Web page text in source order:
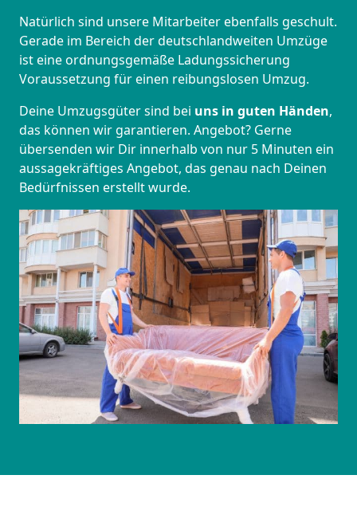
Natürlich sind unsere Mitarbeiter ebenfalls geschult.
Gerade im Bereich der deutschlandweiten Umzüge
ist eine ordnungsgemäße Ladungssicherung
Voraussetzung für einen reibungslosen Umzug.
Deine Umzugsgüter sind bei uns in guten Händen,
das können wir garantieren. Angebot? Gerne
übersenden wir Dir innerhalb von nur 5 Minuten ein
aussagekräftiges Angebot, das genau nach Deinen
Bedürfnissen erstellt wurde.